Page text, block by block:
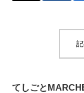
てしごと